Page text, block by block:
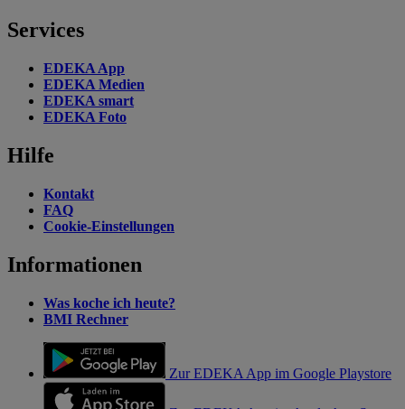
Services
EDEKA App
EDEKA Medien
EDEKA smart
EDEKA Foto
Hilfe
Kontakt
FAQ
Cookie-Einstellungen
Informationen
Was koche ich heute?
BMI Rechner
Zur EDEKA App im Google Playstore